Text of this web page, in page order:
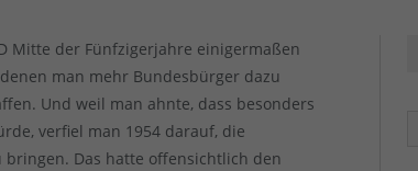
Mitte der Fünfzigerjahre einigermaßen
man mehr Bundesbürger dazu
Und weil man ahnte, dass besonders
verfiel man 1954 darauf, die
bringen. Das hatte offensichtlich den